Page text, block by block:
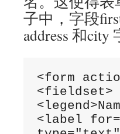
子中，字段
address 和
<form
<fieldset>
<label